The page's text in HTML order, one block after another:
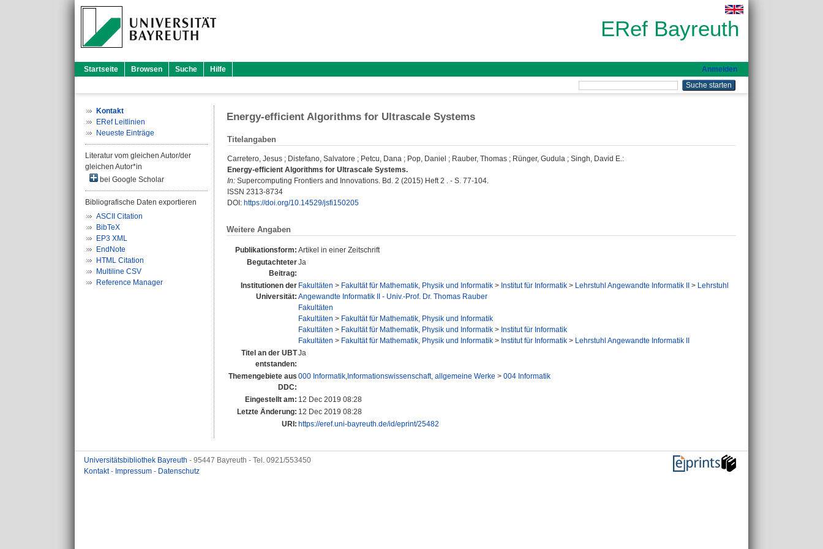
ERef Bayreuth
Startseite Browsen Suche Hilfe Anmelden
Kontakt
ERef Leitlinien
Neueste Einträge
Literatur vom gleichen Autor/der
gleichen Autor*in
bei Google Scholar
Bibliografische Daten exportieren
ASCII Citation
BibTeX
EP3 XML
EndNote
HTML Citation
Multiline CSV
Reference Manager
Energy-efficient Algorithms for Ultrascale Systems
Titelangaben
Carretero, Jesus ; Distefano, Salvatore ; Petcu, Dana ; Pop, Daniel ; Rauber, Thomas ; Rünger, Gudula ; Singh, David E.:
Energy-efficient Algorithms for Ultrascale Systems.
In: Supercomputing Frontiers and Innovations. Bd. 2 (2015) Heft 2 . - S. 77-104.
ISSN 2313-8734
DOI: https://doi.org/10.14529/jsfi150205
Weitere Angaben
Publikationsform: Artikel in einer Zeitschrift
Begutachteter
Beitrag:
Ja
Institutionen der
Universität:
Fakultäten > Fakultät für Mathematik, Physik und Informatik > Institut für Informatik > Lehrstuhl Angewandte Informatik II > Lehrstuhl
Angewandte Informatik II - Univ.-Prof. Dr. Thomas Rauber
Fakultäten
Fakultäten > Fakultät für Mathematik, Physik und Informatik
Fakultäten > Fakultät für Mathematik, Physik und Informatik > Institut für Informatik
Fakultäten > Fakultät für Mathematik, Physik und Informatik > Institut für Informatik > Lehrstuhl Angewandte Informatik II
Titel an der UBT
entstanden:
Ja
Themengebiete aus
DDC:
000 Informatik,Informationswissenschaft, allgemeine Werke > 004 Informatik
Eingestellt am: 12 Dec 2019 08:28
Letzte Änderung: 12 Dec 2019 08:28
URI: https://eref.uni-bayreuth.de/id/eprint/25482
Universitätsbibliothek Bayreuth - 95447 Bayreuth - Tel. 0921/553450
Kontakt- Impressum - Datenschutz